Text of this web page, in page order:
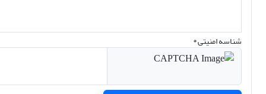
شناسه امنیتی *